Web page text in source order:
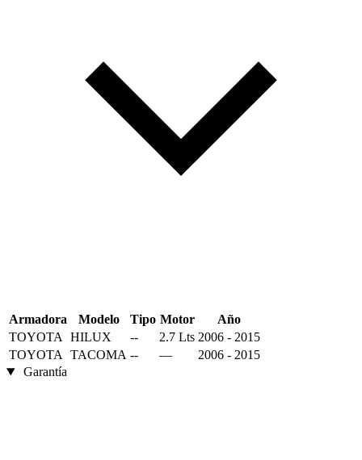
Armadora Modelo Tipo Motor
Año
TOYOTA
HILUX -- 2.7 Lts 2006 - 2015
TOYOTA
TACOMA -- —
2006 - 2015
Garantía